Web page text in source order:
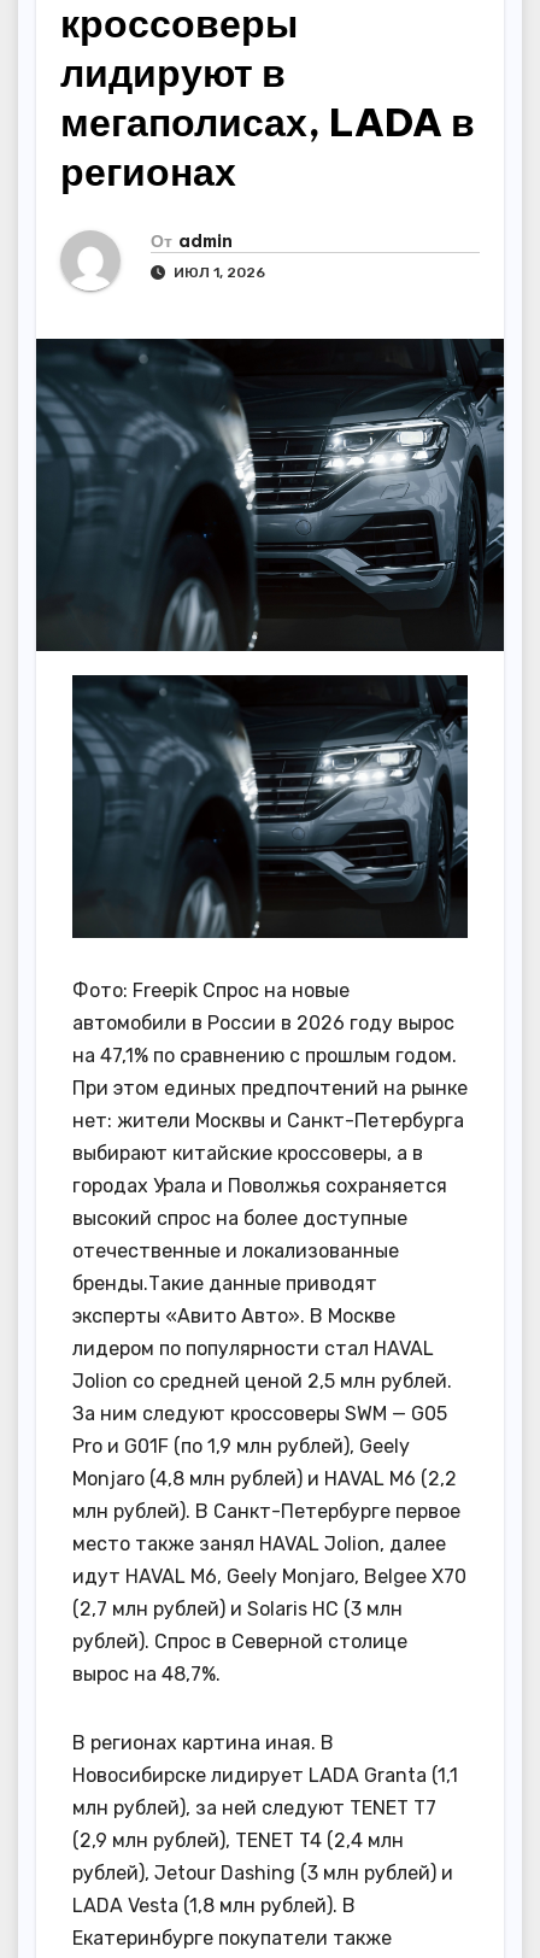
кроссоверы
лидируют в
мегаполисах, LADA в
регионах
От admin
ИЮЛ 1, 2026
Фото: Freepik Спрос на новые
автомобили в России в 2026 году вырос
на 47,1% по сравнению с прошлым годом.
При этом единых предпочтений на рынке
нет: жители Москвы и Санкт-Петербурга
выбирают китайские кроссоверы, а в
городах Урала и Поволжья сохраняется
высокий спрос на более доступные
отечественные и локализованные
бренды.Такие данные приводят
эксперты «Авито Авто». В Москве
лидером по популярности стал HAVAL
Jolion со средней ценой 2,5 млн рублей.
За ним следуют кроссоверы SWM — G05
Pro и G01F (по 1,9 млн рублей), Geely
Monjaro (4,8 млн рублей) и HAVAL M6 (2,2
млн рублей). В Санкт-Петербурге первое
место также занял HAVAL Jolion, далее
идут HAVAL M6, Geely Monjaro, Belgee X70
(2,7 млн рублей) и Solaris HC (3 млн
рублей). Спрос в Северной столице
вырос на 48,7%.
В регионах картина иная. В
Новосибирске лидирует LADA Granta (1,1
млн рублей), за ней следуют TENET T7
(2,9 млн рублей), TENET T4 (2,4 млн
рублей), Jetour Dashing (3 млн рублей) и
LADA Vesta (1,8 млн рублей). В
Екатеринбурге покупатели также